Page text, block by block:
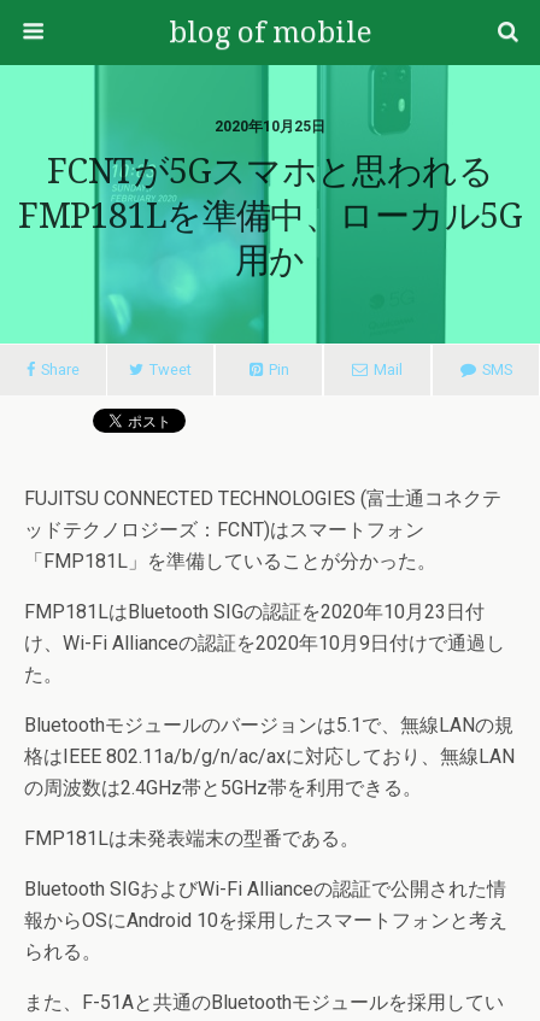
blog of mobile
2020年10月25日
FCNTが5Gスマホと思われる
FMP181Lを準備中、ローカル5G
用か
Share Tweet Pin Mail SMS
FUJITSU CONNECTED TECHNOLOGIES (富士通コネクテ
ッドテクノロジーズ：FCNT)はスマートフォン
「FMP181L」を準備していることが分かった。
FMP181LはBluetooth SIGの認証を2020年10月23日付
け、Wi-Fi Allianceの認証を2020年10月9日付けで通過し
た。
Bluetoothモジュールのバージョンは5.1で、無線LANの規
格はIEEE 802.11a/b/g/n/ac/axに対応しており、無線LAN
の周波数は2.4GHz帯と5GHz帯を利用できる。
FMP181Lは未発表端末の型番である。
Bluetooth SIGおよびWi-Fi Allianceの認証で公開された情
報からOSにAndroid 10を採用したスマートフォンと考え
られる。
また、F-51Aと共通のBluetoothモジュールを採用してい